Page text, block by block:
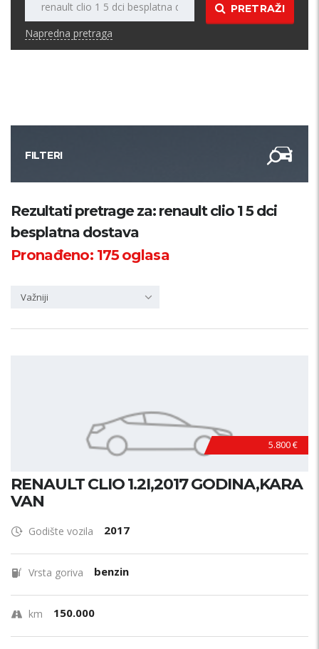
PRETRAŽI
Napredna pretraga
FILTERI
Kategorija
Županija
Rezultati pretrage za: renault clio 1 5 dci
besplatna dostava
Pronađeno: 175oglasa
Važniji
5.800 €
RENAULT CLIO 1.2I,2017 GODINA,KARA
VAN
Godište vozila 2017
Vrsta goriva benzin
km 150.000